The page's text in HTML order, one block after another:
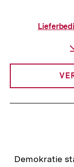
Zur
Demokratie